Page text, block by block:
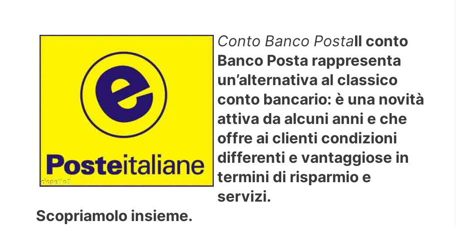
Conto Banco PostaIl conto
Banco Posta rappresenta
un’alternativa al classico
conto bancario: è una novità
attiva da alcuni anni e che
offre ai clienti condizioni
differenti e vantaggiose in
termini di risparmio e
servizi.
Scopriamolo insieme.